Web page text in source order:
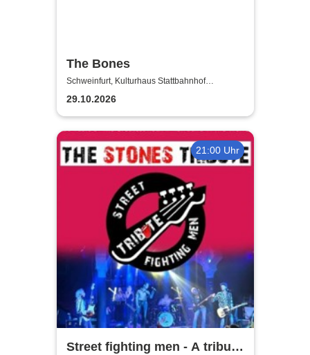
The Bones
Schweinfurt, Kulturhaus Stattbahnhof
Schweinfurt
29.10.2026
21:00 Uhr
Street fighting men - A tribute